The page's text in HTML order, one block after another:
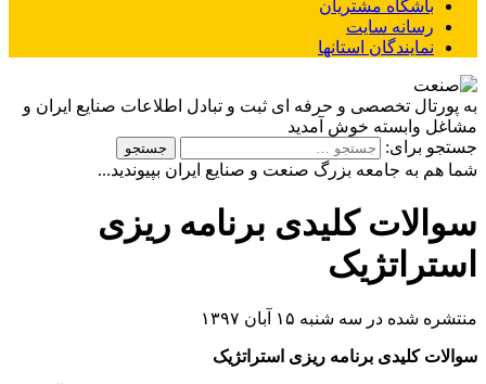
باشگاه مشتریان
رسانه سایت
نمایندگان استانها
پورتال تخصصی و حرفه ای ثبت و تبادل اطلاعات صنایع ایران و
وابسته خوش آمدید
برای:
هم به جامعه بزرگ صنعت و صنایع ایران بپیوندید...
کلیدی برنامه ریزی
شده در سه شنبه ۱۵ آبان ۱۳۹۷
کلیدی برنامه ریزی استراتژیک